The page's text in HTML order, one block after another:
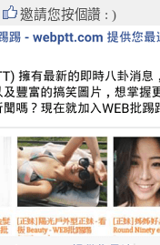
邀請您按個讚 : )